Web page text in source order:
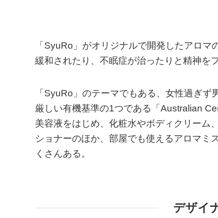
「SyuRo」がオリジナルで開発したアロ
緩和されたり、不眠症が治ったりと精神を
「SyuRo」のテーマでもある、女性過ぎ
厳しい有機基準の1つである「Australian
美容液をはじめ、化粧水やボディクリーム
ショナーのほか、部屋でも使えるアロマミ
くさんある。
デザイ